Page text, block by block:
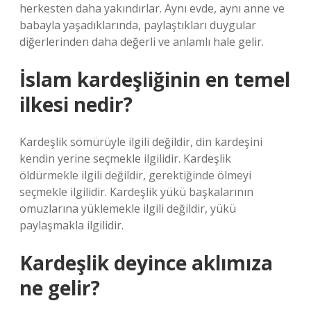
herkesten daha yakındırlar. Aynı evde, aynı anne ve
babayla yaşadıklarında, paylaştıkları duygular
diğerlerinden daha değerli ve anlamlı hale gelir.
İslam kardeşliğinin en temel
ilkesi nedir?
Kardeşlik sömürüyle ilgili değildir, din kardeşini
kendin yerine seçmekle ilgilidir. Kardeşlik
öldürmekle ilgili değildir, gerektiğinde ölmeyi
seçmekle ilgilidir. Kardeşlik yükü başkalarının
omuzlarına yüklemekle ilgili değildir, yükü
paylaşmakla ilgilidir.
Kardeşlik deyince aklımıza
ne gelir?